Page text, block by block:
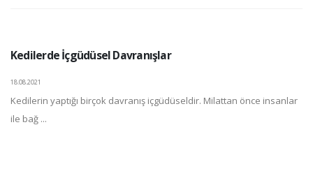
Kedilerde İçgüdüsel Davranışlar
18.08.2021
Kedilerin yaptığı birçok davranış içgüdüseldir. Milattan önce insanlar
ile bağ ...